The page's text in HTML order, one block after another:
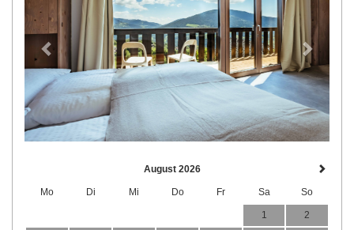
August 2026
Mo Di Mi Do Fr Sa So
1 2